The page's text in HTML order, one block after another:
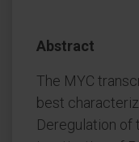
Abstract
The MYC
best
Deregulation of